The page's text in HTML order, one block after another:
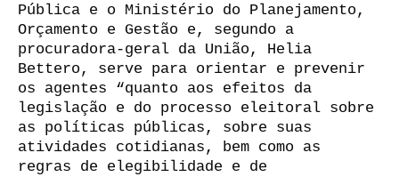
Pública e o Ministério do Planejamento,
Orçamento e Gestão e, segundo a
procuradora-geral da União, Helia
Bettero, serve para orientar e prevenir
os agentes “quanto aos efeitos da
legislação e do processo eleitoral sobre
as políticas públicas, sobre suas
atividades cotidianas, bem como as
regras de elegibilidade e de